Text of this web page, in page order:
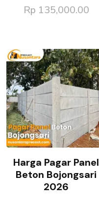
Rp 135,000.00
Harga Pagar Panel
Beton Bojongsari
2026